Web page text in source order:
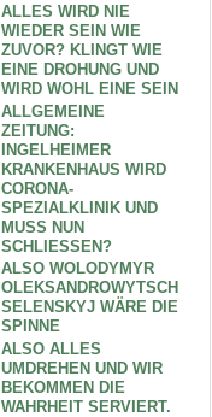
ALLES WIRD NIE
WIEDER SEIN WIE
ZUVOR? KLINGT WIE
EINE DROHUNG UND
WIRD WOHL EINE SEIN
ALLGEMEINE
ZEITUNG:
INGELHEIMER
KRANKENHAUS WIRD
CORONA-
SPEZIALKLINIK UND
MUSS NUN
SCHLIESSEN?
ALSO WOLODYMYR
OLEKSANDROWYTSCH
SELENSKYJ WÄRE DIE
SPINNE
ALSO ALLES
UMDREHEN UND WIR
BEKOMMEN DIE
WAHRHEIT SERVIERT.